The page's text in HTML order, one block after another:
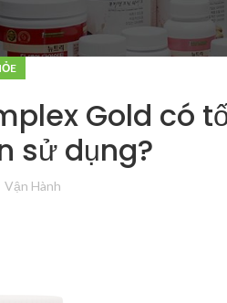
Gold có
sử dụng?
Vận Hành